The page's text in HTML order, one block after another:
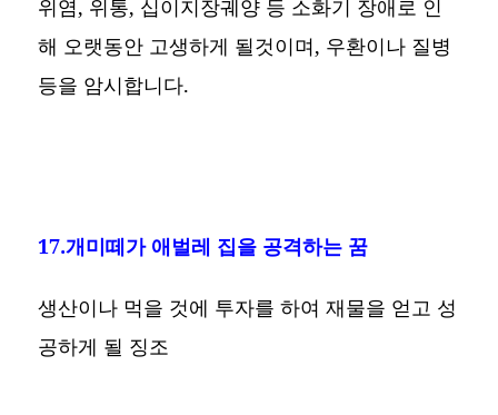
위염, 위통, 십이지장궤양 등 소화기 장애로 인
해 오랫동안 고생하게 될것이며, 우환이나 질병
등을 암시합니다.
17.개미떼가 애벌레 집을 공격하는 꿈
생산이나 먹을 것에 투자를 하여 재물을 얻고 성
공하게 될 징조